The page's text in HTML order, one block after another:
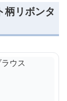
柄リボンタ